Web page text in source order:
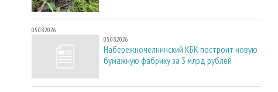
05.08.2026
05.08.2026
Набережночелнинский КБК построит новую
бумажную фабрику за 3 млрд рублей